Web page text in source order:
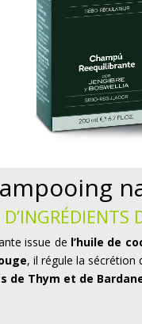
issue de l’huile de
, il régule la sécrétion
de Thym et de